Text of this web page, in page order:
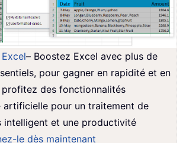
– Boostez Excel avec plus de
pour gagner en rapidité et en
des fonctionnalités
artificielle pour un traitement de
intelligent et une productivité
le dès maintenant